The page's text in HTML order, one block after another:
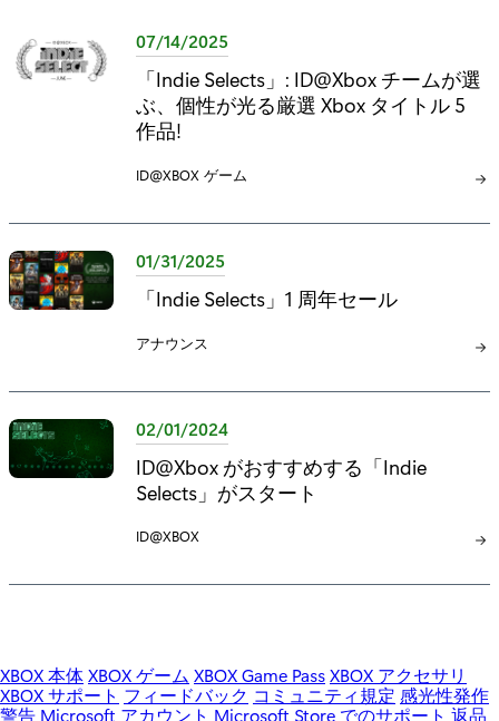
07/14/2025
「Indie Selects」: ID@Xbox チームが選
ぶ、個性が光る厳選 Xbox タイトル 5
作品!
カ
ゴ
:
ID@XBOX カ
ゴ
:
ゲーム
01/31/2025
「Indie Selects」1 周年セール
カ
ゴ
:
アナウンス
02/01/2024
ID@Xbox がおすすめする「Indie
Selects」がスタート
カ
ゴ
ID@XBOX
XBOX 本体XBOX ゲーム XBOX Game PassXBOX アクセサリ
XBOX サポート フィードバック コミュニティ規定 感光性発作
警告 Microsoft アカウント Microsoft Store でのサポート 返品